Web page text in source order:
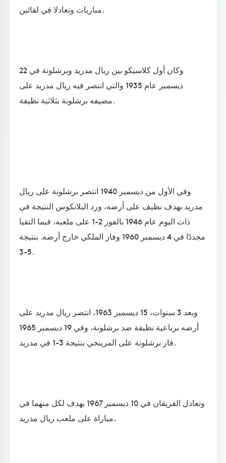
مباريات وتعادلا في لقائين.
وكان أول كلاسيكو بين ريال مدريد وبرشلونة في 22
ديسمبر عام 1935 والتي انتصر فيه ريال مدريد على
مضيفه برشلونة بثلاثية نظيفة.
وفي الأول من ديسمبر 1940 انتصر برشلونة على ريال
مدريد بهدف نظيف على أرضه، ورد البلانكوس النتيجة في
ذات اليوم عام 1946 بالفوز 2-1 على ملعبه، فيما التقيا
مجددًا في 4 ديسمبر 1960 وفاز الملكي خارج أرضه. بنتيجة
5-3.
وبعد 3 سنوات، 15 ديسمبر 1963، انتصر ريال مدريد على
أرضه برباعية نظيفة ضد برشلونة، وفي 19 ديسمبر 1965
فاز برشلونة على المرينجي بنتيجة 3-1 في مدريد.
وتعادل الفريقان في 10 ديسمبر 1967 بهدف لكل منهما في
مباراة على ملعب ريال مدريد.